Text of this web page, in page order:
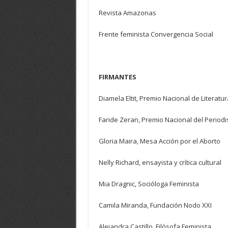
Revista Amazonas
Frente feminista Convergencia Social
FIRMANTES
Diamela Eltit, Premio Nacional de
Faride Zeran, Premio Nacional del
Gloria Maira, Mesa Acción por el Aborto
Nelly Richard, ensayista y crítica cultural
Mia Dragnic, Socióloga Feminista
Camila Miranda, Fundación Nodo XXI